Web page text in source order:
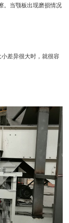
。当颚板出现磨损情况
差异很大时，就很容